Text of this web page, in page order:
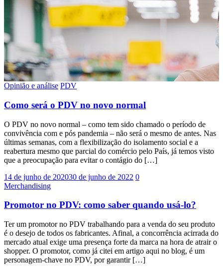
Opinião e análise PDV
Como será o PDV no novo normal
O PDV no novo normal – como tem sido chamado o período de
convivência com e pós pandemia – não será o mesmo de antes. Nas
últimas semanas, com a flexibilização do isolamento social e a
reabertura mesmo que parcial do comércio pelo País, já temos visto
que a preocupação para evitar o contágio do […]
14 de junho de 202030 de junho de 2022 0
Merchandising
Promotor no PDV: como saber quando usá-lo?
Ter um promotor no PDV trabalhando para a venda do seu produto
é o desejo de todos os fabricantes. Afinal, a concorrência acirrada do
mercado atual exige uma presença forte da marca na hora de atrair o
shopper. O promotor, como já citei em artigo aqui no blog, é um
personagem-chave no PDV, por garantir […]